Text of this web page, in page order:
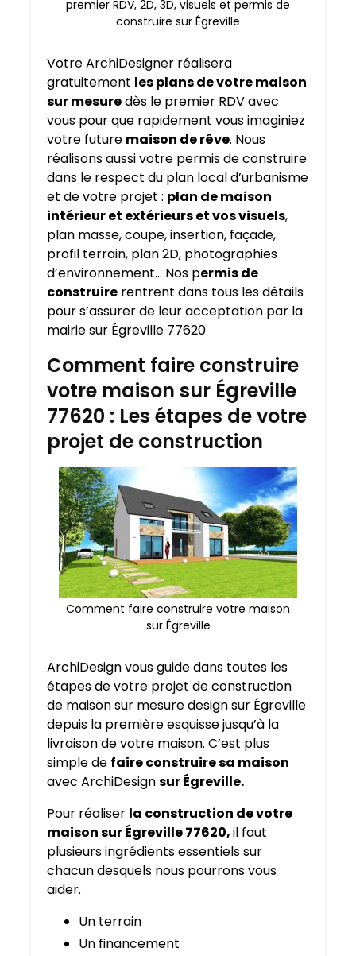
premier RDV, 2D, 3D, visuels et permis de
construire sur Égreville
Votre ArchiDesigner réalisera
gratuitement les plans de votre maison
sur mesuredès le premier RDV avec
vous pour que rapidement vous imaginiez
votre future maison de rêve. Nous
réalisons aussi votre permis de construire
dans le respect du plan local d’urbanisme
et de votre projet : plan de maison
intérieur et extérieurs et vos visuels,
plan masse, coupe, insertion, façade,
profil terrain, plan 2D, photographies
d’environnement… Nos permis de
construire rentrent dans tous les détails
pour s’assurer de leur acceptation par la
mairie sur Égreville 77620
Comment faire construire
votre maison sur Égreville
77620 : Les étapes de votre
projet de construction
Comment faire construire votre maison
sur Égreville
ArchiDesign vous guide dans toutes les
étapes de votre projet de construction
de maison sur mesure design sur Égreville
depuis la première esquisse jusqu’à la
livraison de votre maison. C’est plus
simple de faire construire sa maison
avec ArchiDesignsur Égreville.
Pour réaliser la construction de votre
maison sur Égreville 77620,il faut
plusieurs ingrédients essentiels sur
chacun desquels nous pourrons vous
aider.
Un terrain
Un financement